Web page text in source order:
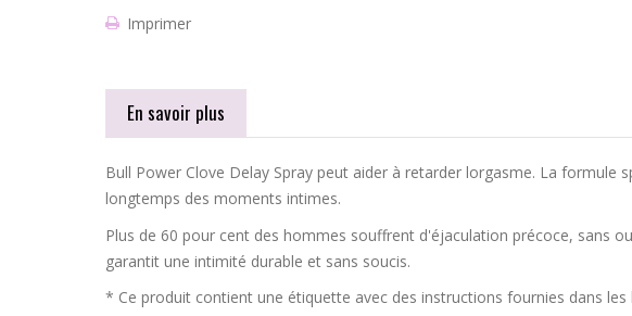
Imprimer
En savoir plus
Bull Power Clove Delay Spray peut aider à retarder lorgasme. La
longtemps des moments intimes.
Plus de 60 pour cent des hommes souffrent d'éjaculation précoce, sans
garantit une intimité durable et sans soucis.
* Ce produit contient une étiquette avec des instructions fournies dans